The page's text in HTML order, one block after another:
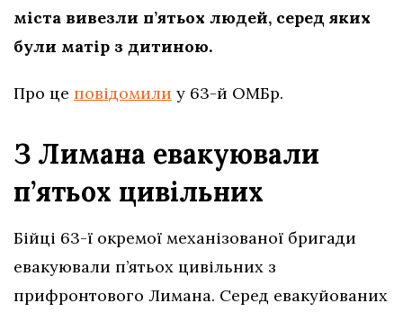
міста вивезли п’ятьох людей, серед яких
були матір з дитиною.
Про це повідомили у 63-й ОМБр.
З Лимана евакуювали
п’ятьох цивільних
Бійці 63-ї окремої механізованої бригади
евакуювали п’ятьох цивільних з
прифронтового Лимана. Серед евакуйованих